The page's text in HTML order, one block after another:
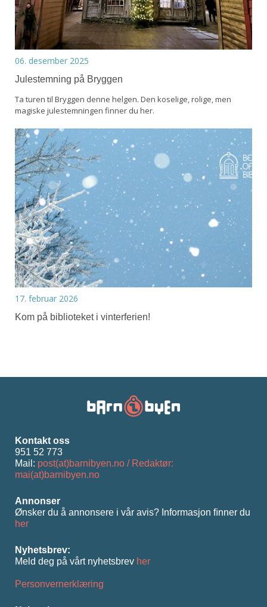
06. desember 2025
Julestemning på Bryggen
Ta turen til Bryggen denne helgen. Den koselige, rolige, men
magiske julestemningen finner du her.
17. februar 2026
Kom på biblioteket i vinterferien!
Kontakt oss
951 52 773
Mail: post(at)barnibyen.no / Redaktør:
mai(at)barnibyen.no
Annonser
Ønsker du å annonsere i vår avis? Informasjon ﬁnner du
her
Nyhetsbrev:
Meld deg på vårt nyhetsbrev her
Personvernerklæring